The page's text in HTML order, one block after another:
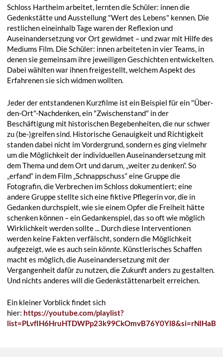
Schloss Hartheim arbeitet, lernten die Schüler: innen die
Gedenkstätte und Ausstellung "Wert des Lebens" kennen. Die
restlichen eineinhalb Tage waren der Reflexion und
Auseinandersetzung vor Ort gewidmet – und zwar mit Hilfe des
Mediums Film. Die Schüler: innen arbeiteten in vier Teams, in
denen sie gemeinsam ihre jeweiligen Geschichten entwickelten.
Dabei wählten war ihnen freigestellt, welchem Aspekt des
Erfahrenen sie sich widmen wollten.
Jeder der entstandenen Kurzfilme ist ein Beispiel für ein "Über-
den-Ort"-Nachdenken, ein "Zwischenstand" in der
Beschäftigung mit historischen Begebenheiten, die nur schwer
zu (be-)greifen sind. Historische Genauigkeit und Richtigkeit
standen dabei nicht im Vordergrund, sondern es ging vielmehr
um die Möglichkeit der individuellen Auseinandersetzung mit
dem Thema und dem Ort und darum, „weiter zu denken“. So
„erfand“ in dem Film „Schnappschuss“ eine Gruppe die
Fotografin, die Verbrechen im Schloss dokumentiert; eine
andere Gruppe stellte sich eine fiktive Pflegerin vor, die in
Gedanken durchspielt, wie sie einem Opfer die Freiheit hätte
schenken können – ein Gedankenspiel, das so oft wie möglich
Wirklichkeit werden sollte ... Durch diese Interventionen
werden keine Fakten verfälscht, sondern die Möglichkeit
aufgezeigt, wie es auch seinkönnte. Künstlerisches Schaffen
macht es möglich, die Auseinandersetzung mit der
Vergangenheit dafür zu nutzen, die Zukunft anders zu gestalten.
Und nichts anderes will die Gedenkstättenarbeit erreichen.
Ein kleiner Vorblick findet sich
hier: https://youtube.com/playlist?